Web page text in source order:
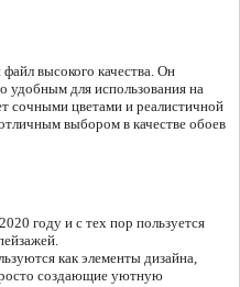
высокого качества. Он
удобным для использования на
сочными цветами и реалистичной
выбором в качестве обоев
году и с тех пор пользуется
как элементы дизайна,
создающие уютную